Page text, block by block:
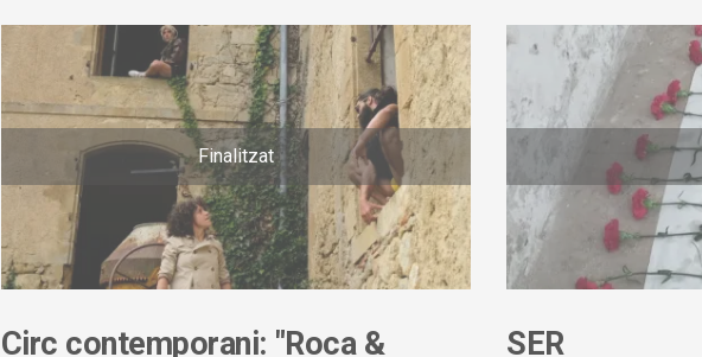
Finalitzat
Circ contemporani: "Roca &
SER